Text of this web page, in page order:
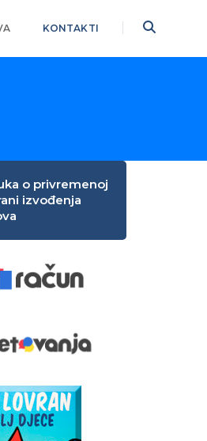
KONTAKTI
o privremenoj
izvođenja